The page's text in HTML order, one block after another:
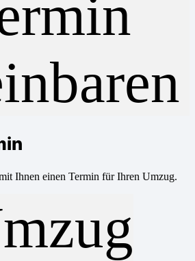
Ihnen einen Termin für Ihren Umzug.